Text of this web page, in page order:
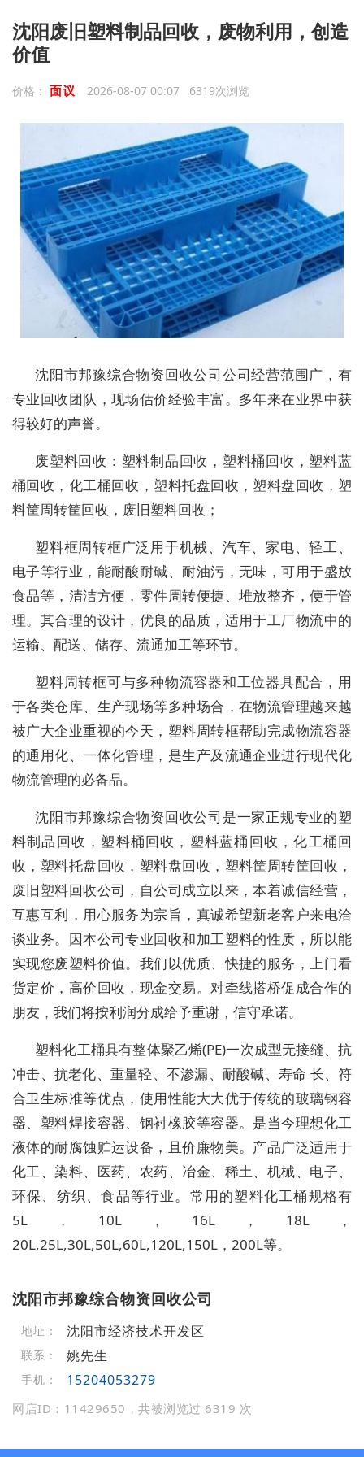
沈阳废旧塑料制品回收，废物利用，创造
价值
价格： 面议 2026-08-07 00:07 6319次浏览
沈阳市邦豫综合物资回收公司公司经营范围广，有
专业回收团队，现场估价经验丰富。多年来在业界中获
得较好的声誉。
废塑料回收：塑料制品回收，塑料桶回收，塑料蓝
桶回收，化工桶回收，塑料托盘回收，塑料盘回收，塑
料筐周转筐回收，废旧塑料回收；
塑料框周转框广泛用于机械、汽车、家电、轻工、
电子等行业，能耐酸耐碱、耐油污，无味，可用于盛放
食品等，清洁方便，零件周转便捷、堆放整齐，便于管
理。其合理的设计，优良的品质，适用于工厂物流中的
运输、配送、储存、流通加工等环节。
塑料周转框可与多种物流容器和工位器具配合，用
于各类仓库、生产现场等多种场合，在物流管理越来越
被广大企业重视的今天，塑料周转框帮助完成物流容器
的通用化、一体化管理，是生产及流通企业进行现代化
物流管理的必备品。
沈阳市邦豫综合物资回收公司是一家正规专业的塑
料制品回收，塑料桶回收，塑料蓝桶回收，化工桶回
收，塑料托盘回收，塑料盘回收，塑料筐周转筐回收，
废旧塑料回收公司，自公司成立以来，本着诚信经营，
互惠互利，用心服务为宗旨，真诚希望新老客户来电洽
谈业务。因本公司专业回收和加工塑料的性质，所以能
实现您废塑料价值。我们以优质、快捷的服务，上门看
货定价，高价回收，现金交易。对牵线搭桥促成合作的
朋友，我们将按利润分成给予重谢，信守承诺。
塑料化工桶具有整体聚乙烯(PE)一次成型无接缝、抗
冲击、抗老化、重量轻、不渗漏、耐酸碱、寿命 长、符
合卫生标准等优点，使用性能大大优于传统的玻璃钢容
器、塑料焊接容器、钢衬橡胶等容器。是当今理想化工
液体的耐腐蚀贮运设备，且价廉物美。产品广泛适用于
化工、染料、医药、农药、冶金、稀土、机械、电子、
环保、纺织、食品等行业。常用的塑料化工桶规格有
5L，10L，16L，18L，
20L,25L,30L,50L,60L,120L,150L，200L等。
沈阳市邦豫综合物资回收公司
地址： 沈阳市经济技术开发区
联系： 姚先生
手机： 15204053279
网店ID：11429650，共被浏览过 6319 次